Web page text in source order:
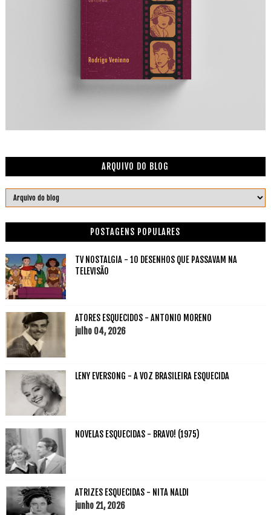
ARQUIVO DO BLOG
POSTAGENS POPULARES
TV NOSTALGIA - 10 DESENHOS QUE PASSAVAM NA
TELEVISÃO
ATORES ESQUECIDOS - ANTONIO MORENO
julho 04, 2026
LENY EVERSONG - A VOZ BRASILEIRA ESQUECIDA
NOVELAS ESQUECIDAS - BRAVO! (1975)
ATRIZES ESQUECIDAS - NITA NALDI
junho 21, 2026